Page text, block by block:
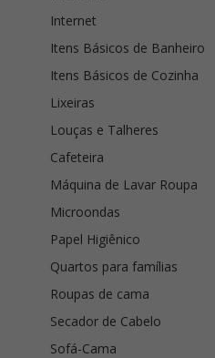
Internet
Itens Básicos de Banheiro
Itens Básicos de Cozinha
Lixeiras
Louças e Talheres
Cafeteira
Máquina de Lavar Roupa
Microondas
Papel Higiênico
Quartos para famílias
Roupas de cama
Secador de Cabelo
Sofá-Cama